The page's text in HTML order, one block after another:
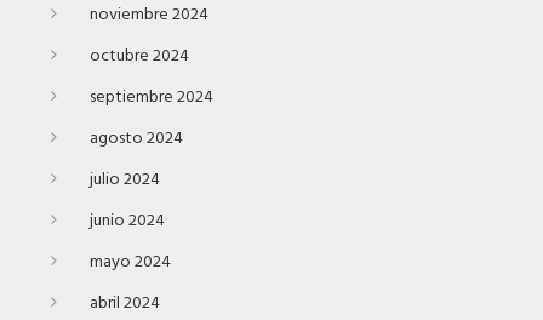
noviembre 2024
octubre 2024
septiembre 2024
agosto 2024
julio 2024
junio 2024
mayo 2024
abril 2024